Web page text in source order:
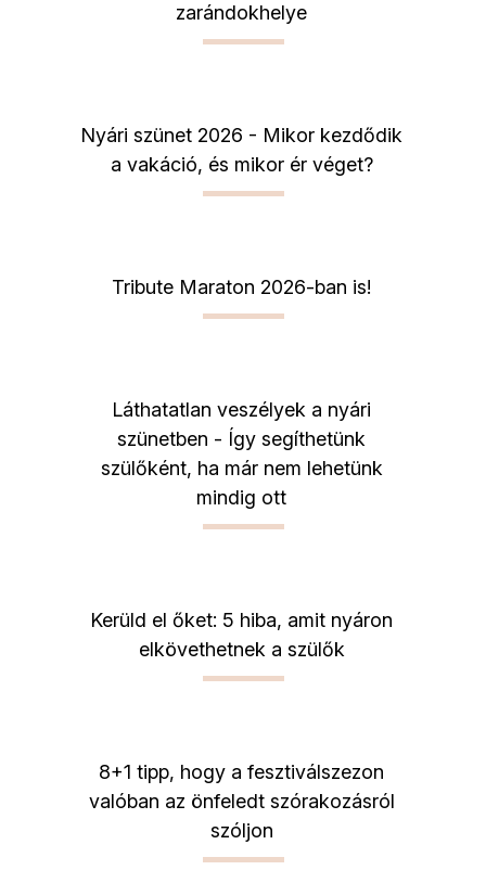
zarándokhelye
Nyári szünet 2026 - Mikor kezdődik
a vakáció, és mikor ér véget?
Tribute Maraton 2026-ban is!
Láthatatlan veszélyek a nyári
szünetben - Így segíthetünk
szülőként, ha már nem lehetünk
mindig ott
Kerüld el őket: 5 hiba, amit nyáron
elkövethetnek a szülők
8+1 tipp, hogy a fesztiválszezon
valóban az önfeledt szórakozásról
szóljon